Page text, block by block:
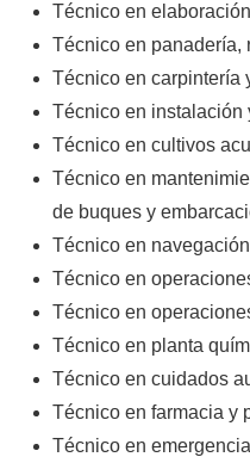
Técnico en
Técnico en panadería,
Técnico en carpintería
Técnico en instalación
Técnico en cultivos
Técnico en
de buques y
Técnico en
Técnico en
Técnico en
Técnico en planta
Técnico en cuidados
Técnico en farmacia y
Técnico en